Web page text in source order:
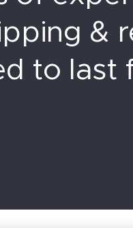
&
to last